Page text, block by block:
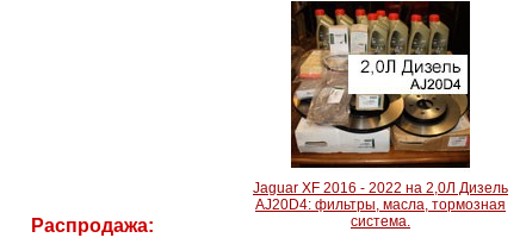
Распродажа:
Jaguar XF 2016 - 2022 на 2,0Л Дизель
AJ20D4: фильтры, масла, тормозная
система.